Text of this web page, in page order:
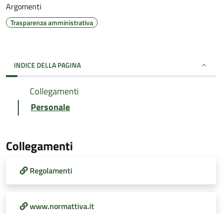
Argomenti
Trasparenza amministrativa
INDICE DELLA PAGINA
Collegamenti
Personale
Collegamenti
Regolamenti
www.normattiva.it